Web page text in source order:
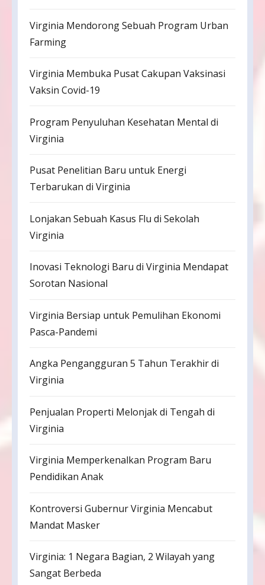
Virginia Mendorong Sebuah Program Urban
Farming
Virginia Membuka Pusat Cakupan Vaksinasi
Vaksin Covid-19
Program Penyuluhan Kesehatan Mental di
Virginia
Pusat Penelitian Baru untuk Energi
Terbarukan di Virginia
Lonjakan Sebuah Kasus Flu di Sekolah
Virginia
Inovasi Teknologi Baru di Virginia Mendapat
Sorotan Nasional
Virginia Bersiap untuk Pemulihan Ekonomi
Pasca-Pandemi
Angka Pengangguran 5 Tahun Terakhir di
Virginia
Penjualan Properti Melonjak di Tengah di
Virginia
Virginia Memperkenalkan Program Baru
Pendidikan Anak
Kontroversi Gubernur Virginia Mencabut
Mandat Masker
Virginia: 1 Negara Bagian, 2 Wilayah yang
Sangat Berbeda